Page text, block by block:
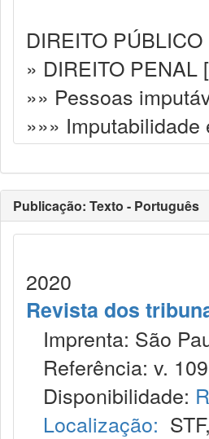
DIREITO PÚBLICO
» DIREITO PENAL [
»» Pessoas
»»»
Publicação: Texto - Português
2020
Revista dos
Imprenta: São
Referência: v.
Disponibilidade:
Localização: STF,